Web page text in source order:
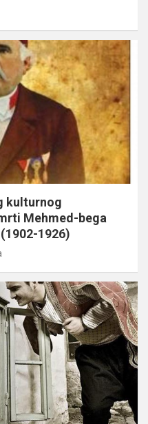
kulturnog
Mehmed-bega
1926)